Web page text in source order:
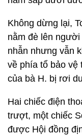
Không dừng lại,
nằm đè lên
nhẫn nhưng vẫn
về phía tổ bảo vệ
của bà H. bị rơi
Hai chiếc điện
trượt, một chiếc
được Hội đồng